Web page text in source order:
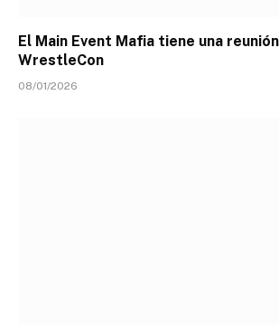
El Main Event Mafia tiene una
WrestleCon
08/01/2026